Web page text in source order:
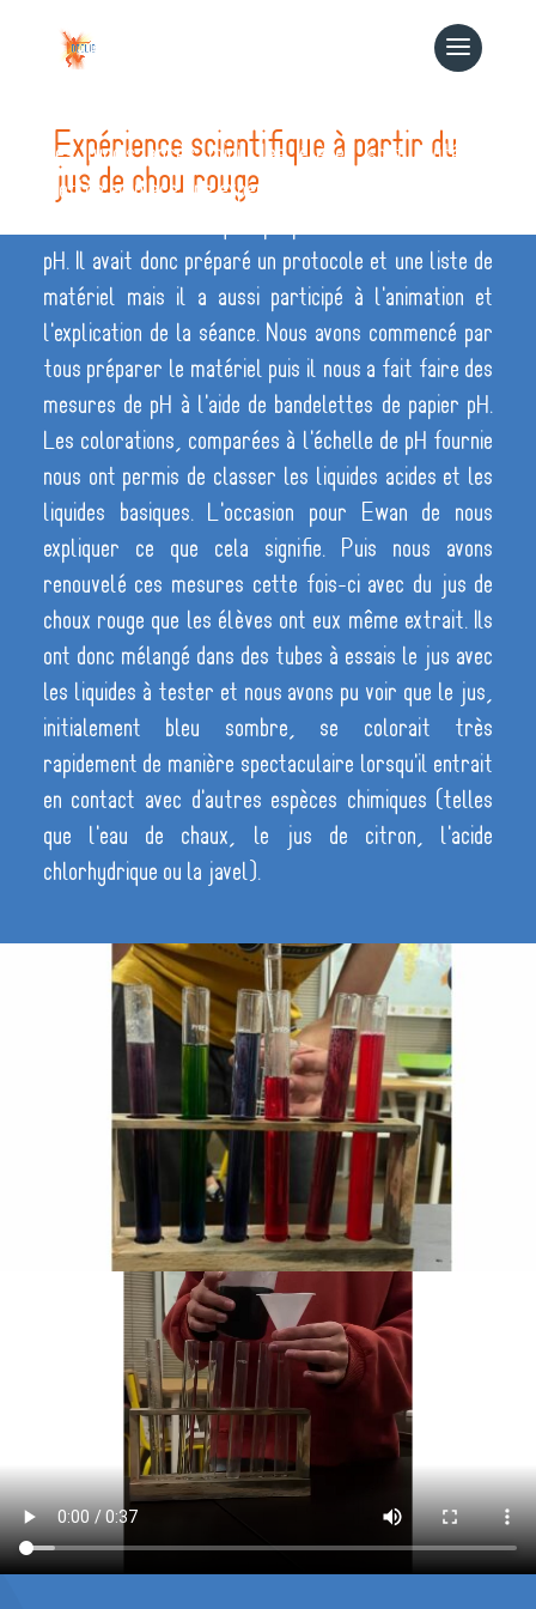
Expérience scientifique à partir du
jus de chou rouge
Les lundis après midi, les élèves sont invités à
mettre en place une expérience pour le groupe. Cette
pH. Il avait donc préparé un protocole et une liste de
matériel mais il a aussi participé à l'animation et
l'explication de la séance. Nous avons commencé par
tous préparer le matériel puis il nous a fait faire des
mesures de pH à l'aide de bandelettes de papier pH.
Les colorations, comparées à l'échelle de pH fournie
nous ont permis de classer les liquides acides et les
liquides basiques. L'occasion pour Ewan de nous
expliquer ce que cela signifie. Puis nous avons
renouvelé ces mesures cette fois-ci avec du jus de
choux rouge que les élèves ont eux même extrait. Ils
ont donc mélangé dans des tubes à essais le jus avec
les liquides à tester et nous avons pu voir que le jus,
initialement bleu sombre, se colorait très
rapidement de manière spectaculaire lorsqu'il entrait
en contact avec d'autres espèces chimiques (telles
que l'eau de chaux, le jus de citron, l'acide
chlorhydrique ou la javel).